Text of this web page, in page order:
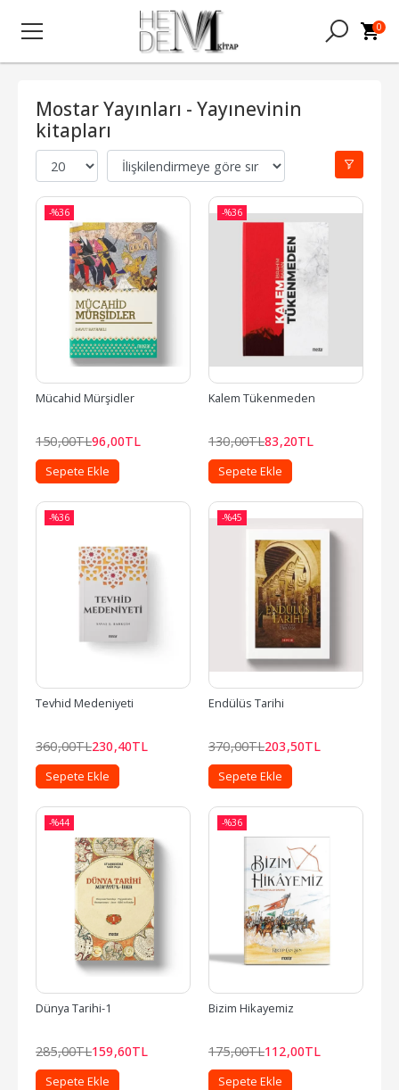
0
Mostar Yayınları - Yayınevinin
kitapları
-%36
Mücahid Mürşidler
150,00TL96,00TL
Sepete Ekle
-%36
Kalem Tükenmeden
130,00TL83,20TL
Sepete Ekle
-%36
Tevhid Medeniyeti
360,00TL230,40TL
Sepete Ekle
-%45
Endülüs Tarihi
370,00TL203,50TL
Sepete Ekle
-%44
Dünya Tarihi-1
285,00TL159,60TL
Sepete Ekle
-%36
Bizim Hikayemiz
175,00TL112,00TL
Sepete Ekle